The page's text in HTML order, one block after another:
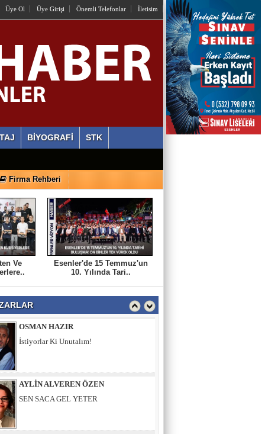
Üye Ol Üye Girişi Önemli Telefonlar İletisim
BİYOGRAFİ STK
Firma Rehberi
Ve
Esenler'de 15 Temmuz'un
10. Yılında Tari..
Muhammed Süleyman Çelebi
Şehir ve Aile Şurasının Düşündürdükleri (2)
Şeref Yumurtacı
Bir İnsanlık Mektebi: Tosya Yaren Kültürü
YASİN ÖZEN
OSMAN HAZIR
İstiyorlar Ki Unutalım!
AYLİN ALVEREN ÖZEN
SEN SACA GEL YETER